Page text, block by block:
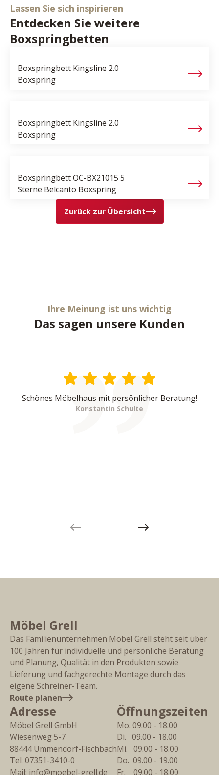
Lassen Sie sich inspirieren
Entdecken Sie weitere
Boxspringbetten
Boxspringbett Kingsline 2.0
Boxspring
Boxspringbett Kingsline 2.0
Boxspring
BoxspringbettOC-BX21015 5
Sterne Belcanto Boxspring
Zurück zur Übersicht
Ihre Meinung ist uns wichtig
Das sagen unsere Kunden
Schönes Möbelhaus mit persönlicher Beratung!
Konstantin Schulte
Next slide
Möbel Grell
Das Familienunternehmen Möbel Grell steht seit über
100 Jahren für individuelle und persönliche Beratung
und Planung, Qualität in den Produkten sowie
Lieferung und fachgerechte Montage durch das
eigene Schreiner-Team.
Route planen
Adresse
Möbel Grell GmbH
Wiesenweg 5-7
88444 Ummendorf-Fischbach
Tel: 07351-3410-0
Mail: info@moebel-grell.de
Öffnungszeiten
Mo. 09.00 - 18.00
Di.   09.00 - 18.00
Mi.   09.00 - 18.00
Do.  09.00 - 19.00
Fr.    09.00 - 18.00